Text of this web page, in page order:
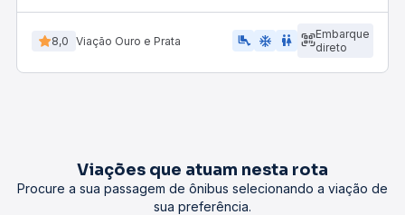
8,0 Viação Ouro e Prata airline_seat_legroom_extra ac_unit WC
Embarque
direto
Viações que atuam nesta rota
Procure a sua passagem de ônibus selecionando a viação de
sua preferência.